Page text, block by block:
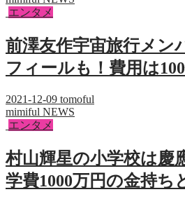
エンタメ
前澤友作宇宙旅行メン
フィールも！費用は
2021-12-09 tomoful
mimiful NEWS
エンタメ
村山輝星の小学校は慶
学費1000万円の金持ち